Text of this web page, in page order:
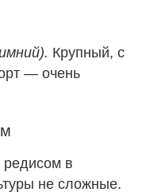
Крупный, с
— очень
в
не сложные.